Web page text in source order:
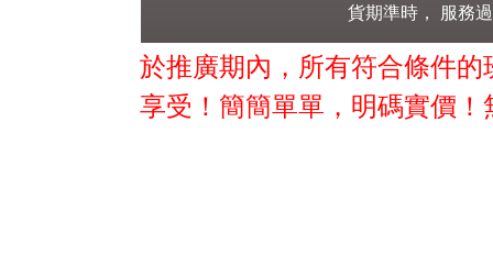
貨期準時， 服務過全港過萬
於推廣期內，所有符合條件
享受！ 簡簡單單，明碼實價！